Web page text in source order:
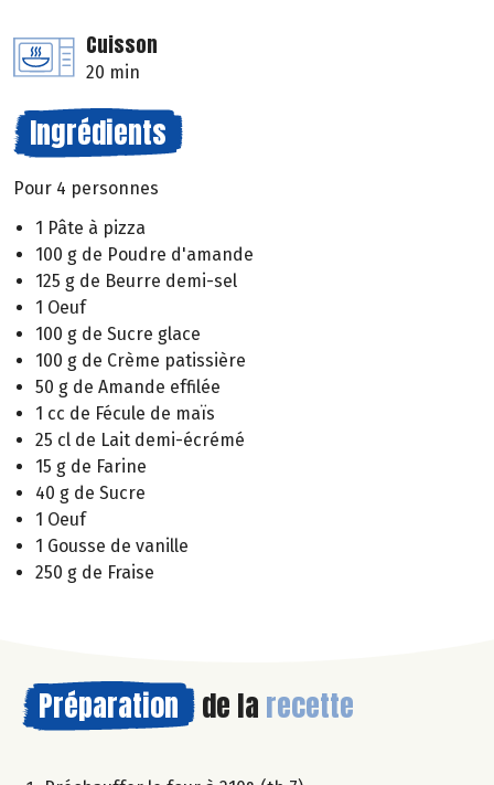
Cuisson
20 min
Ingrédients
Pour 4 personnes
1 Pâte à pizza
100 g de Poudre d'amande
125 g de Beurre demi-sel
1 Oeuf
100 g de Sucre glace
100 g de Crème patissière
50 g de Amande effilée
1 cc de Fécule de maïs
25 cl de Lait demi-écrémé
15 g de Farine
40 g de Sucre
1 Oeuf
1 Gousse de vanille
250 g de Fraise
Préparation de la recette